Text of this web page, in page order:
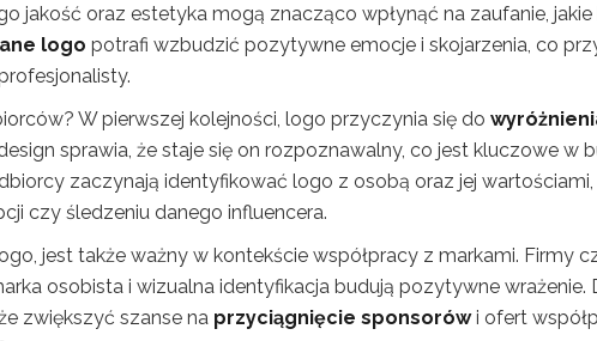
jakość oraz estetyka mogą znacząco wpłynąć na zaufanie, jakie
logo potrafi wzbudzić pozytywne emocje i skojarzenia, co
W pierwszej kolejności, logo przyczynia się do
sprawia, że staje się on rozpoznawalny, co jest kluczowe w
zaczynają identyfikować logo z osobą oraz jej
czy śledzeniu danego influencera.
jest także ważny w kontekście współpracy z markami. Firmy
osobista i wizualna identyfikacja budują pozytywne wrażenie.
zwiększyć szanse na przyciągnięcie sponsorówi ofert